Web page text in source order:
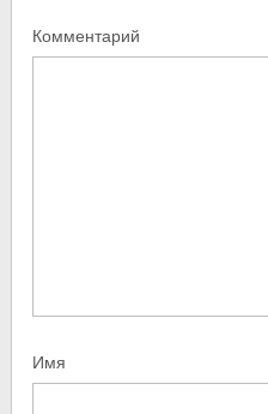
Комментарий
Имя